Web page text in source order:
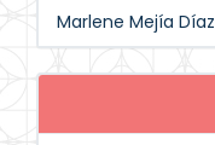
Marlene Mejía Díaz